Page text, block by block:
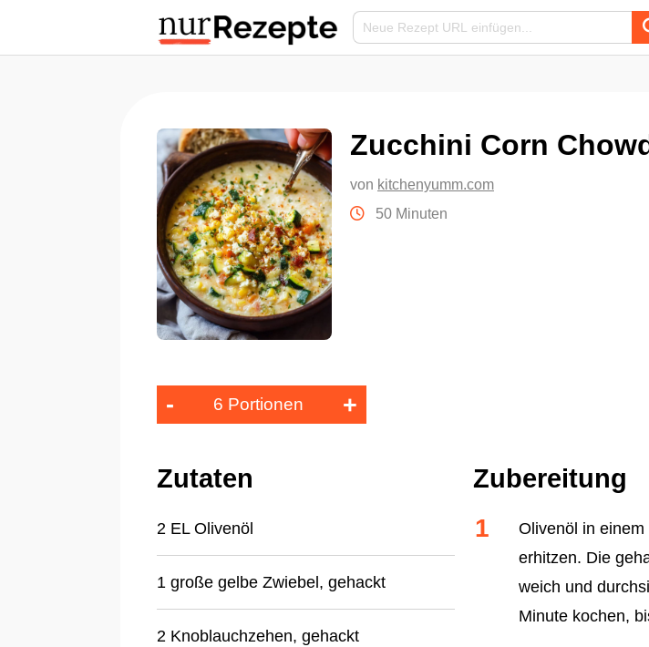
Zucchini Corn
von kitchenyumm.com
50 Minuten
- 6 Portionen +
Zutaten
2 EL Olivenöl
1 große gelbe Zwiebel, gehackt
2 Knoblauchzehen, gehackt
Zubereitung
Olivenöl in
erhitzen. Die
weich und
Minute kochen,